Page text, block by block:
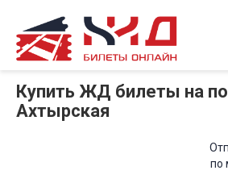
Купить ЖД билеты на
Ахтырская
по